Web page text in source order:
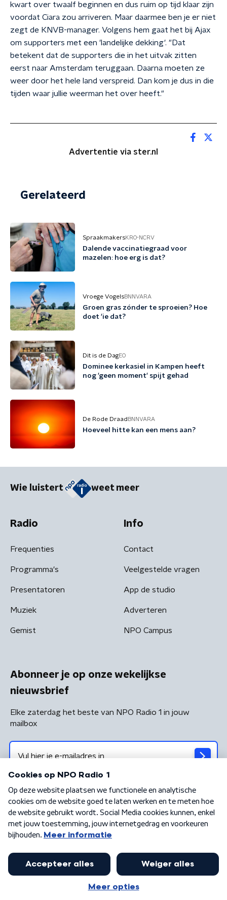
kwart over twaalf beginnen en dus ruim op tijd klaar zijn
voordat Ciara zou arriveren. Maar daarmee ben je er niet
zegt de KNVB-manager. Volgens hem gaat het bij Ajax
om supporters met een 'landelijke dekking'. "Dat
betekent dat de supporters die in het uitvak zitten
eerst naar Amsterdam teruggaan. Daarna moeten ze
weer door het hele land verspreid. Dan kom je dus in die
tijden waar jullie weerman het over heeft."
Advertentie via ster.nl
Gerelateerd
SpraakmakersKRO-NCRV
Dalende vaccinatiegraad voor
mazelen: hoe erg is dat?
Vroege VogelsBNNVARA
Groen gras zónder te sproeien? Hoe
doet 'ie dat?
Dit is de DagEO
Dominee kerkasiel in Kampen heeft
nog 'geen moment' spijt gehad
De Rode Draad BNNVARA
Hoeveel hitte kan een mens aan?
Wie luistert weet meer
Radio
Frequenties
Programma's
Presentatoren
Muziek
Gemist
Info
Contact
Veelgestelde vragen
App de studio
Adverteren
NPO Campus
Abonneer je op onze wekelijkse
nieuwsbrief
Elke zaterdag het beste van NPO Radio 1 in jouw
mailbox
Algemene voorwaarden